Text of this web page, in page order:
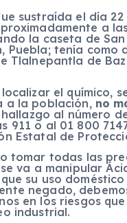
sustraída el día
a
la caseta de
Puebla; tenía como
Tlalnepantla de
el químico,
a la población, no
al número
911 o al 01 800
Estatal de
tomar todas las
va a manipular
su uso
negado,
en los riesgos
industrial.